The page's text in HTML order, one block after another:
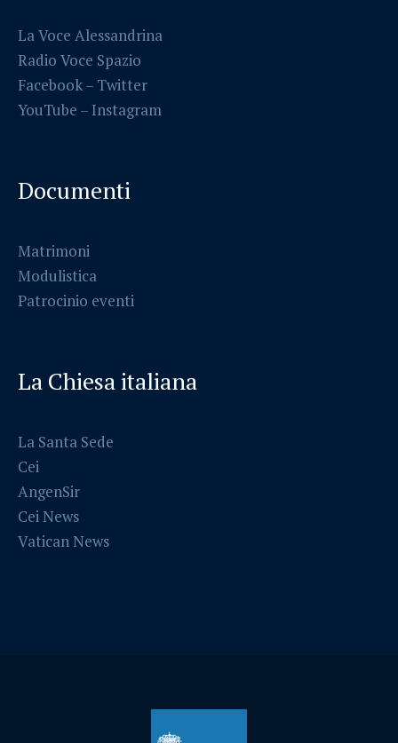
La Voce Alessandrina
Radio Voce Spazio
Facebook– Twitter
YouTube – Instagram
Documenti
Matrimoni
Modulistica
Patrocinio eventi
La Chiesa italiana
La Santa Sede
Cei
AngenSir
Cei News
Vatican News